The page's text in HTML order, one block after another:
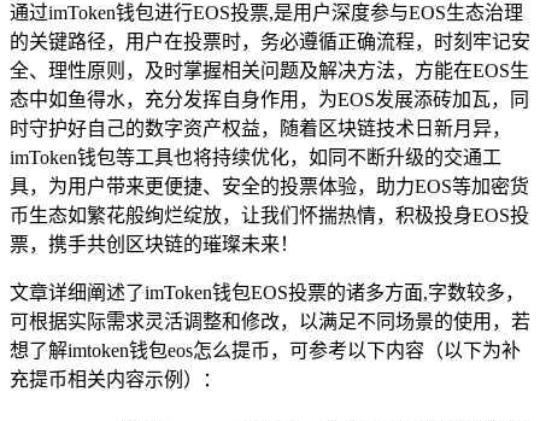
通过imToken钱包进行EOS投票,是用户深度参与EOS生态治理
的关键路径，用户在投票时，务必遵循正确流程，时刻牢记安
全、理性原则，及时掌握相关问题及解决方法，方能在EOS生
态中如鱼得水，充分发挥自身作用，为EOS发展添砖加瓦，同
时守护好自己的数字资产权益，随着区块链技术日新月异，
imToken钱包等工具也将持续优化，如同不断升级的交通工
具，为用户带来更便捷、安全的投票体验，助力EOS等加密货
币生态如繁花般绚烂绽放，让我们怀揣热情，积极投身EOS投
票，携手共创区块链的璀璨未来！
文章详细阐述了imToken钱包EOS投票的诸多方面,字数较多，
可根据实际需求灵活调整和修改，以满足不同场景的使用，若
想了解imtoken钱包eos怎么提币，可参考以下内容（以下为补
充提币相关内容示例）：